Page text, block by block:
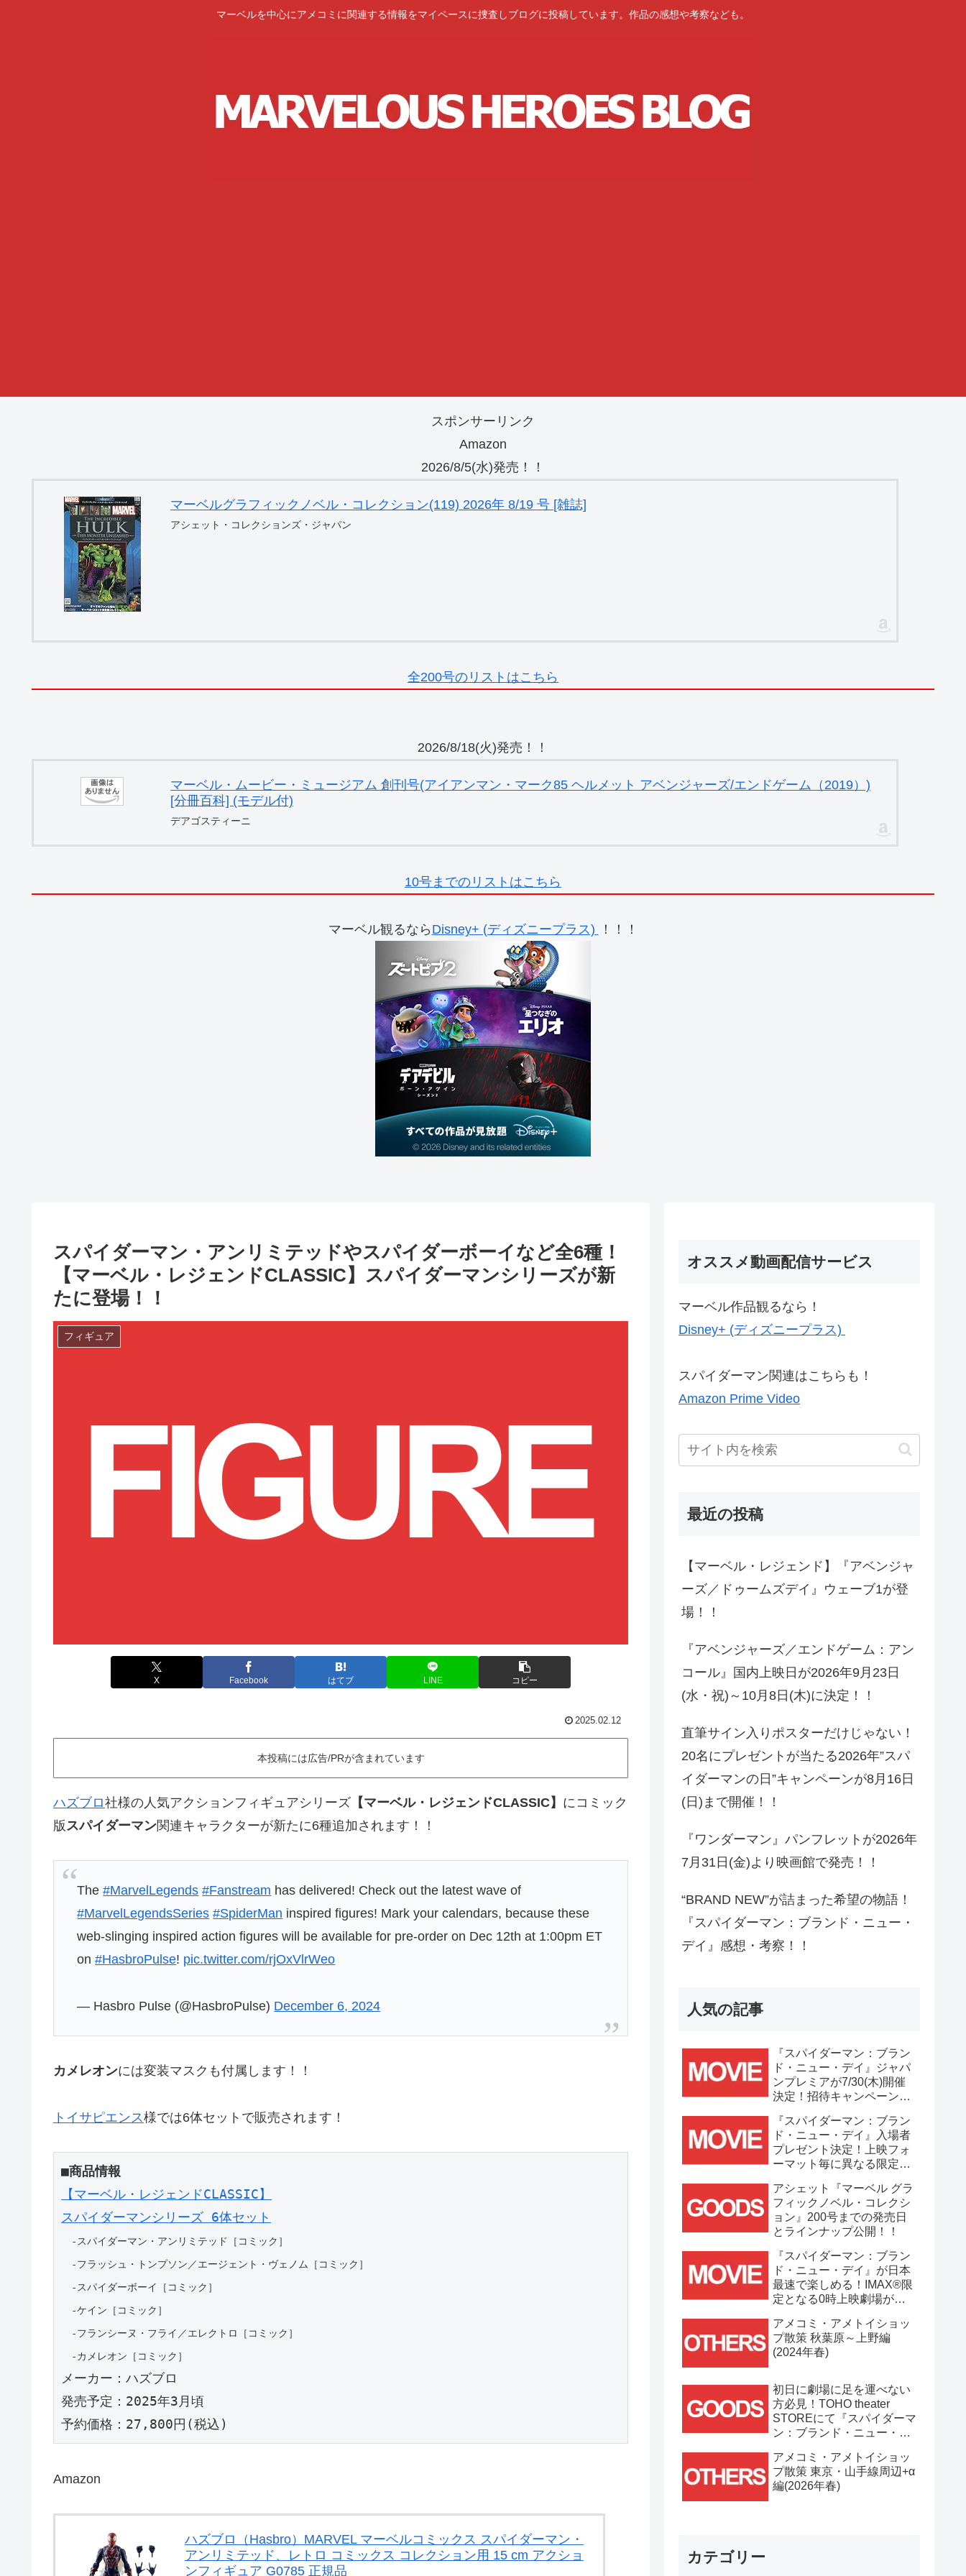
マーベルを中心にアメコミに関連する情報をマイペースに捜査しブログに投稿しています。作品の感想や考察なども。
スポンサーリンク
Amazon
2026/8/5(水)発売！！
マーベルグラフィックノベル・コレクション(119) 2026年 8/19 号 [雑誌]
アシェット・コレクションズ・ジャパン
全200号のリストはこちら
2026/8/18(火)発売！！
マーベル・ムービー・ミュージアム 創刊号(アイアンマン・マーク85 ヘルメット アベンジャーズ/エンドゲーム（2019）)
[分冊百科] (モデル付)
デアゴスティーニ
10号までのリストはこちら
マーベル観るなら Disney+ (ディズニープラス) ！！！
スパイダーマン・アンリミテッドやスパイダーボーイなど全6種！
【マーベル・レジェンドCLASSIC】スパイダーマンシリーズが新
たに登場！！
フィギュア
X Facebook はてブ LINE コピー
2025.02.12
本投稿には広告/PRが含まれています
ハズブロ社様の人気アクションフィギュアシリーズ 【マーベル・レジェンドCLASSIC】 にコミック
版 スパイダーマン関連キャラクターが新たに6種追加されます！！
The#MarvelLegends #Fanstream has delivered! Check out the latest wave of
#MarvelLegendsSeries #SpiderMan inspired figures! Mark your calendars, because these
web-slinging inspired action figures will be available for pre-order on Dec 12th at 1:00pm ET
on#HasbroPulse! pic.twitter.com/rjOxVlrWeo
— Hasbro Pulse (@HasbroPulse) December 6, 2024
カメレオンには変装マスクも付属します！！
トイサピエンス様では6体セットで販売されます！
■商品情報
【マーベル・レジェンドCLASSIC】
スパイダーマンシリーズ 6体セット
-スパイダーマン・アンリミテッド［コミック］
-フラッシュ・トンプソン／エージェント・ヴェノム［コミック］
-スパイダーボーイ［コミック］
-ケイン［コミック］
-フランシーヌ・フライ／エレクトロ［コミック］
-カメレオン［コミック］
メーカー：ハズブロ
発売予定：2025年3月頃
予約価格：27,800円(税込)
Amazon
ハズブロ（Hasbro）MARVEL マーベルコミックス スパイダーマン・
アンリミテッド、レトロ コミックス コレクション用 15 cm アクショ
ンフィギュア G0785 正規品
オススメ動画配信サービス
マーベル作品観るなら！
Disney+ (ディズニープラス)
スパイダーマン関連はこちらも！
Amazon Prime Video
最近の投稿
【マーベル・レジェンド】『アベンジャ
ーズ／ドゥームズデイ』ウェーブ1が登
場！！
『アベンジャーズ／エンドゲーム：アン
コール』国内上映日が2026年9月23日
(水・祝)～10月8日(木)に決定！！
直筆サイン入りポスターだけじゃない！
20名にプレゼントが当たる2026年”スパ
イダーマンの日”キャンペーンが8月16日
(日)まで開催！！
『ワンダーマン』パンフレットが2026年
7月31日(金)より映画館で発売！！
“BRAND NEW”が詰まった希望の物語！
『スパイダーマン：ブランド・ニュー・
デイ』感想・考察！！
人気の記事
『スパイダーマン：ブラン
ド・ニュー・デイ』ジャパ
ンプレミアが7/30(木)開催
決定！招待キャンペーンは
中！！
『スパイダーマン：ブラン
ド・ニュー・デイ』入場者
プレゼント決定！上映フォ
ーマット毎に異なる限定ビ
える！！
アシェット『マーベル グラ
フィックノベル・コレクシ
ョン』200号までの発売日
とラインナップ公開！！
『スパイダーマン：ブラン
ド・ニュー・デイ』が日本
最速で楽しめる！IMAX®限
定となる0時上映劇場が決
アメコミ・アメトイショッ
プ散策 秋葉原～上野編
(2024年春)
初日に劇場に足を運べない
方必見！TOHO theater
STOREにて『スパイダーマ
ン：ブランド・ニュー・デ
7/31(金)11時より開始！！
アメコミ・アメトイショッ
プ散策 東京・山手線周辺+α
編(2026年春)
カテゴリー